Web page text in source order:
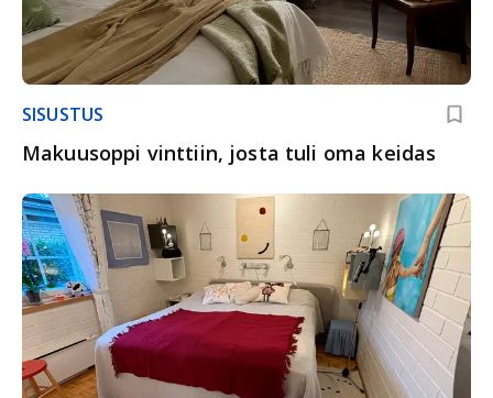
SISUSTUS
Makuusoppi vinttiin, josta tuli oma keidas